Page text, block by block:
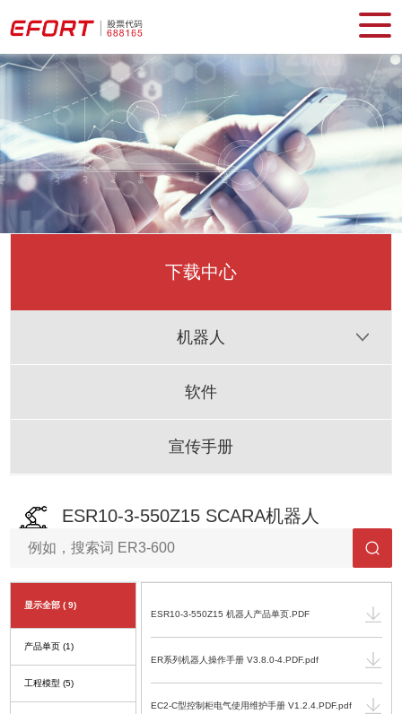
下载中心
机器人
软件
宣传手册
ESR10-3-550Z15 SCARA机器人
显示全部 ( 9)
产品单页 (1)
工程模型 (5)
ESR10-3-550Z15 机器人产品单页.PDF
ER系列机器人操作手册 V3.8.0-4.PDF.pdf
EC2-C型控制柜电气使用维护手册 V1.2.4.PDF.pdf